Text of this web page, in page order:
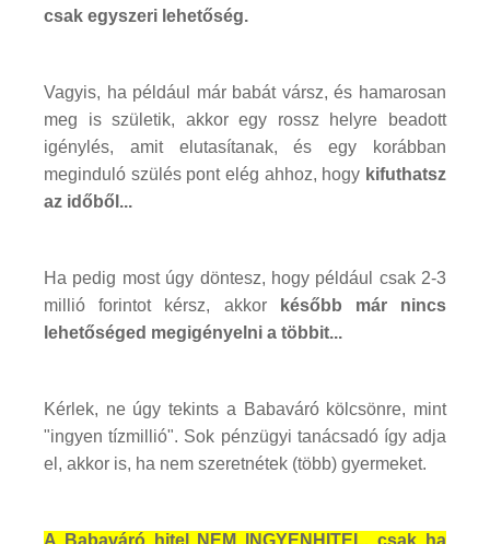
csak egyszeri lehetőség.
Vagyis, ha például már babát vársz, és hamarosan
meg is születik, akkor egy rossz helyre beadott
igénylés, amit elutasítanak, és egy korábban
meginduló szülés pont elég ahhoz, hogy kifuthatsz
az időből...
Ha pedig most úgy döntesz, hogy például csak 2-3
millió forintot kérsz, akkor
később már nincs
lehetőséged megigényelni a többit...
Kérlek, ne úgy tekints a Babaváró kölcsönre, mint
"ingyen tízmillió". Sok pénzügyi tanácsadó így adja
el, akkor is, ha nem szeretnétek (több) gyermeket.
A Babaváró hitel NEM INGYENHITEL, csak ha